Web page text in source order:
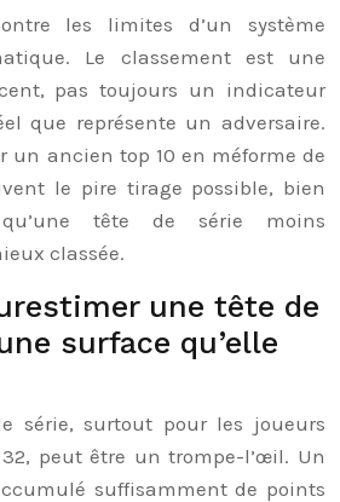
les limites d’un système
Le classement est une
pas toujours un indicateur
que représente un adversaire.
un ancien top 10 en méforme de
le pire tirage possible, bien
tête de série moins
classée.
une tête de
surface qu’elle
série, surtout pour les joueurs
peut être un trompe-l’œil. Un
suffisamment de points